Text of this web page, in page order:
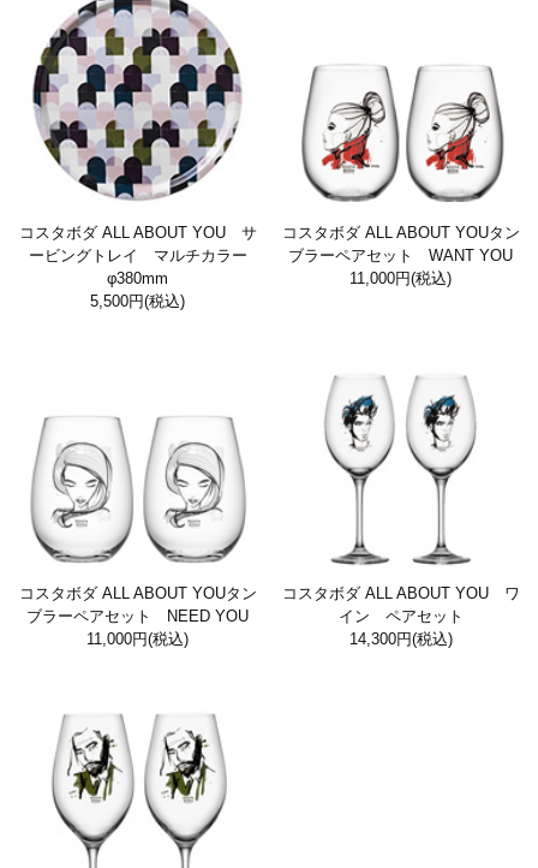
コスタボダ ALL ABOUT YOU サ
ービングトレイ マルチカラー
φ380mm
5,500円(税込)
コスタボダ ALL ABOUT YOUタン
ブラーペアセット WANT YOU
11,000円(税込)
コスタボダ ALL ABOUT YOUタン
ブラーペアセット NEED YOU
11,000円(税込)
コスタボダ ALL ABOUT YOU ワ
イン ペアセット
14,300円(税込)